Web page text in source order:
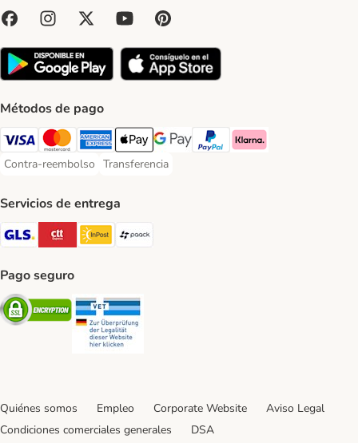
Métodos de pago
Visa Payment Method
Mastercard Payment Method
American Express Payment Method
Apple Pay Payment Method
Google Pay Payment Method
PayPal Payment Method
Klarna Payment Method
Contra-reembolso
Contra-reembolso Payment Method
Transferencia
Transferencia Payment Method
Servicios de entrega
GLS Shipping Method
CTTExpress Shipping Method
InPost Shipping Method
paack Shipping Method
Pago seguro
Security
Quiénes somos Empleo Corporate Website
Aviso Legal
Condiciones comerciales generales
DSA